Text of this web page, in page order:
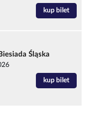
kup bilet
Śląska
kup bilet